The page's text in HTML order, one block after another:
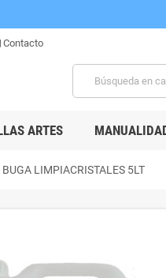
Contacto
ARTES
BUGA LIMPIACRISTALES 5LT